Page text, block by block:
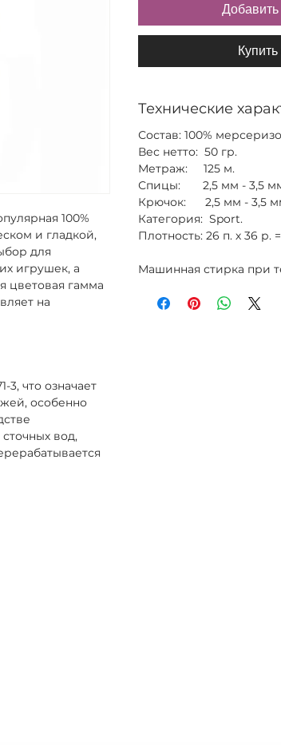
100%
и гладкой,
для
игрушек, а
цветовая гамма
на
3, что означает
особенно
вод,
Добавить
Технические
Состав: 100%
Вес нетто: 50 гр.
Метраж: 125 м.
Спицы: 2,5 мм - 3,5
Крючок: 2,5 мм - 3,5
Категория: Sport.
Плотность: 26 п. х 36 р.
Машинная стирка при